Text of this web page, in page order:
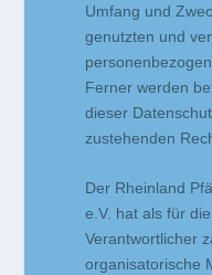
Umfang und
genutzten und
Ferner werden
dieser
zustehenden
Der Rheinland
e.V. hat als für
Verantwortlicher
organisatorische